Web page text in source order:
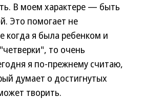
В моем характере — быть
Это помогает не
когда я была ребенком и
то очень
я по-прежнему считаю,
думает о достигнутых
творить.